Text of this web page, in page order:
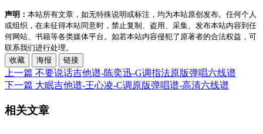
声明： 本站所有文章，如无特殊说明或标注，均为本站原创发布。任何个人
或组织，在未征得本站同意时，禁止复制、盗用、采集、发布本站内容到任
何网站、书籍等各类媒体平台。如若本站内容侵犯了原著者的合法权益，可
联系我们进行处理。
收藏
海报 链接
上一篇 不要说话吉他谱-陈奕迅-G调指法原版弹唱六线谱
下一篇 大眠吉他谱-王心凌-C调原版弹唱谱-高清六线谱
相关文章